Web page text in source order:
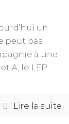
un
peut pas
à une
A, le LEP
Lire la suite